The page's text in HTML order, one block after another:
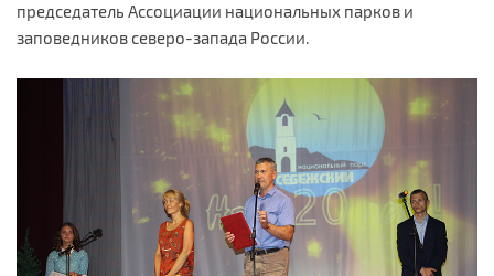
председатель Ассоциации национальных парков и
заповедников северо-запада России.